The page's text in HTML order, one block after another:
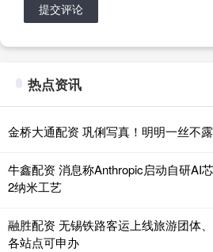
提交评论
热点资讯
金桥大通配资 巩俐写真！明明一丝不
牛鑫配资 消息称Anthropic启动自研AI
2纳米工艺
融胜配资 无锡铁路客运上线旅游团体
各站点可申办